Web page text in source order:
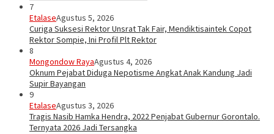
7
EtalaseAgustus 5, 2026
Curiga Suksesi Rektor Unsrat Tak Fair, Mendiktisaintek Copot
Rektor Sompie, Ini Profil Plt Rektor
8
Mongondow RayaAgustus 4, 2026
Oknum Pejabat Diduga Nepotisme Angkat Anak Kandung Jadi
Supir Bayangan
9
EtalaseAgustus 3, 2026
Tragis Nasib Hamka Hendra, 2022 Penjabat Gubernur Gorontalo.
Ternyata 2026 Jadi Tersangka